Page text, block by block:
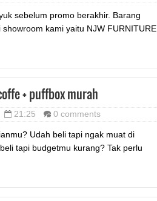
sebelum promo berakhir. Barang
kami yaitu NJW FURNITURE
+ puffbox murah
21:25 0 comments
Udah beli tapi ngak muat di
tapi budgetmu kurang? Tak perlu